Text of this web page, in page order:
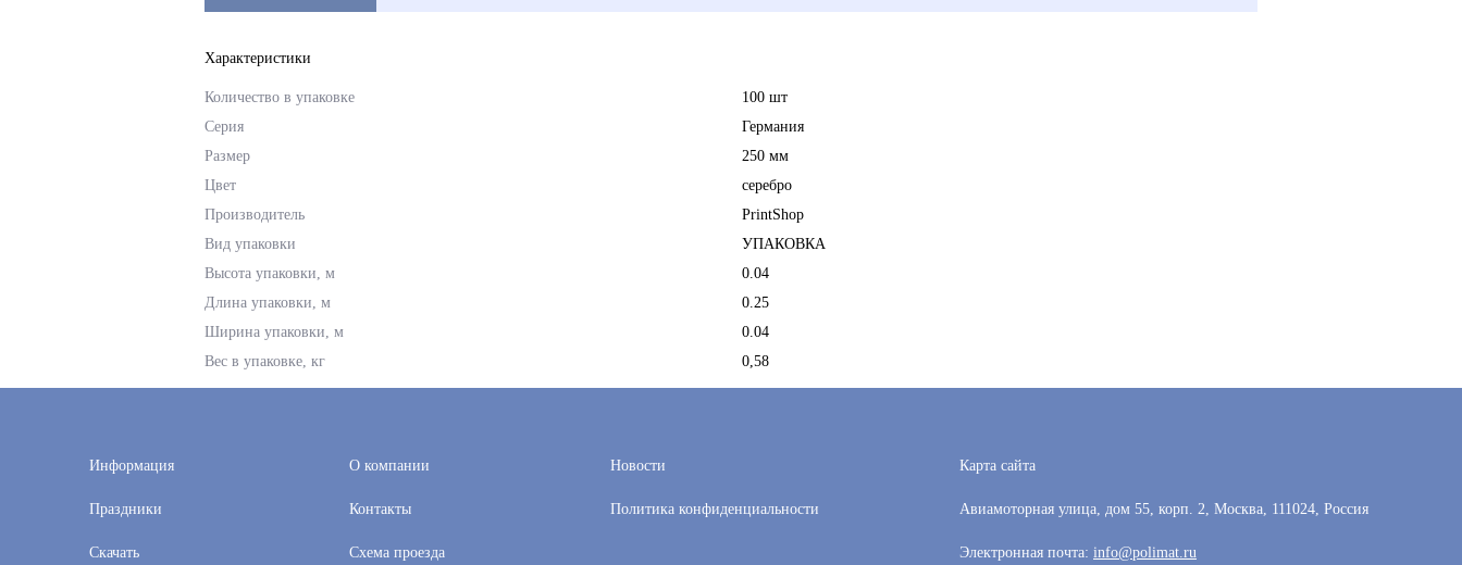
Характеристики
Количество в упаковке
100 шт
Серия
Германия
Размер
250 мм
Цвет
серебро
Производитель
PrintShop
Вид упаковки
УПАКОВКА
Высота упаковки, м
0.04
Длина упаковки, м
0.25
Ширина упаковки, м
0.04
Вес в упаковке, кг
0,58
Информация
Праздники
Скачать
О компании
Контакты
Схема проезда
Новости
Политика конфиденциальности
Карта сайта
Авиамоторная улица, дом 55, корп. 2, Москва, 111024, Россия
Электронная почта: info@polimat.ru